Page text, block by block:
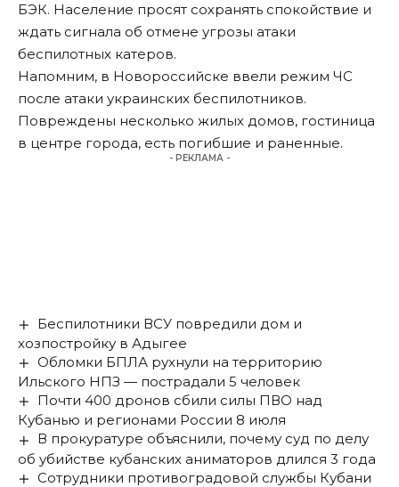
БЭК. Население просят сохранять спокойствие и
ждать сигнала об отмене угрозы атаки
беспилотных катеров.
Напомним, в Новороссийске ввели режим ЧС
после атаки украинских беспилотников.
Повреждены несколько жилых домов, гостиница
в центре города, есть погибшие и раненные.
- РЕКЛАМА -
Беспилотники ВСУ повредили дом и
хозпостройку в Адыгее
Обломки БПЛА рухнули на территорию
Ильского НПЗ — пострадали 5 человек
Почти 400 дронов сбили силы ПВО над
Кубанью и регионами России 8 июля
В прокуратуре объяснили, почему суд по делу
об убийстве кубанских аниматоров длился 3 года
Сотрудники противоградовой службы Кубани